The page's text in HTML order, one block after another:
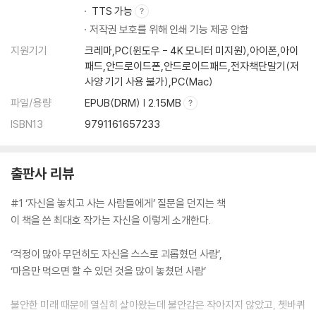
· 문 열어보기 ·158
· 씨앗 ·162
· 좋은 사람과 통하는 사람 ·166
· 웃는 마음으로 ·167
· 이번 주말은 ·168
· 그렇게 ·174
· 내일은 말이죠 ·176
· 내 할 일 ·182
TTS 가능
저작권 보호를 위해 인쇄 기능 제공 안함
지원기기
크레마,PC(윈도우 - 4K 모니터 미지원),아이폰,아이
패드,안드로이드폰,안드로이드패드,전자책단말기(저
사양 기기 사용 불가),PC(Mac)
파일/용량
EPUB(DRM) | 2.15MB
ISBN13
9791161657233
출판사 리뷰
#1 ‘자신을 놓치고 사는 사람들에게’ 질문을 던지는 책
이 책을 쓴 최대호 작가는 자신을 이렇게 소개한다.
‘걱정이 많아 무던히도 자신을 스스로 괴롭혔던 사람’,
‘마음만 먹으면 할 수 있던 것을 많이 놓쳤던 사람’
불안한 미래 때문에 열심히 살아왔는데 불안감은 작아지지 않았고, 쳇바퀴